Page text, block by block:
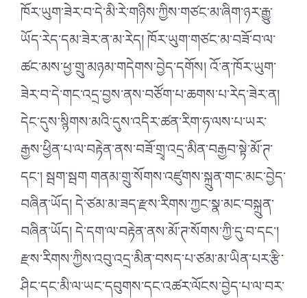
ཁོར་ཡུག་ཟེར་བ་དེ་མི་རེ་གཉིས་ཀྱིས་གཙང་མ་ཞིག་ཉར་རྒྱུ་
ཡོད་རེད་དམ་ཟེར་ན་མ་རེད། ཁོར་ཡུག་གཙང་མ་བཟོ་བ་ལ་
ཚང་མས་ཕྱ་གྲུ་མཉམ་གདེགས་བྱེད་དགོས། འོ་ན་ཁོར་ཡུག་
ཟེར་བ་དེ་གང་འདྲ་བྱས་ནས་བཙོག་པ་ཆགས་པ་རེད་ཟེར་ན།
དེང་དུས་སྙིགས་མའི་དུས་འདིར་ཚན་རིག་ཧ་ལས་པ་ཡར་
རྒྱས་ཕྱིན་པ་ལ་བརྟེན་ནས་བཟོ་གྲྭ་འདྲ་མིན་བརྒྱབ་སྟེ་མོ་ཊ་
དང༌། སྦག་སྦག གནམ་གྲུ་སོགས་འཛུགས་སྐྲུན་གང་མང་བྱེད་
བཞིན་ཡོད། དེ་ཙམ་མ་ཟད་རྫས་རིགས་ཀྱང་སྣ་མང་བསྐྲུན་
བཞིན་ཡོད། དེ་དག་ལ་བརྟེན་ནས་མོ་ཊ་སོགས་ཀྱི་དུ་བ་དང༌།
རྫས་རིགས་ཀྱིས་འབུ་འདྲ་མིན་བསད་པ་ཙམ་མ་ཡིན་པར་རྩི་
ཤིང་དང་མི་ལ་ཡང་དབུགས་དང་འཚར་ལོངས་བྱེད་པ་ལ་བར་